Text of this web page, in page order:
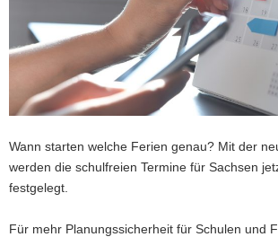
v
a
i
o
n
Wann starten welche Ferien genau? Mit der
werden die schulfreien Termine für Sachsen
festgelegt.
Für mehr Planungssicherheit für Schulen und